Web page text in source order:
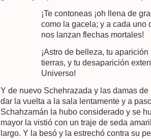
¡Te contoneas ¡oh llena de
como la gacela; y a cada uno
nos lanzan flechas mortales!
¡Astro de belleza, tu
tierras, y tu desaparición
Universo!
Y de nuevo Schehrazada y las damas
dar la vuelta a la sala lentamente y a
Schahzamán la hubo considerado y se
mayor la vistió con un traje de seda
largo. Y la besó y la estrechó contra su